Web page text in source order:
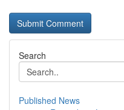
Search
Published News